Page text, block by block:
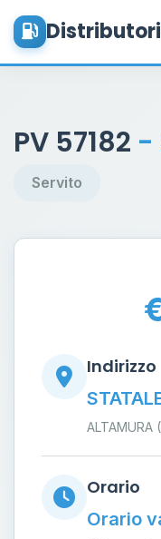
Distributori
PV 57182 -
Servito
Indirizzo
ALTAMURA
Orario
Orario